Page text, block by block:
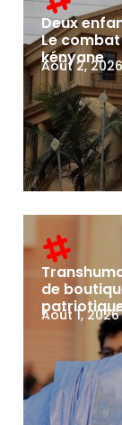
Deux
Le
kényane
Août 2, 2026
de
Août 1, 2026